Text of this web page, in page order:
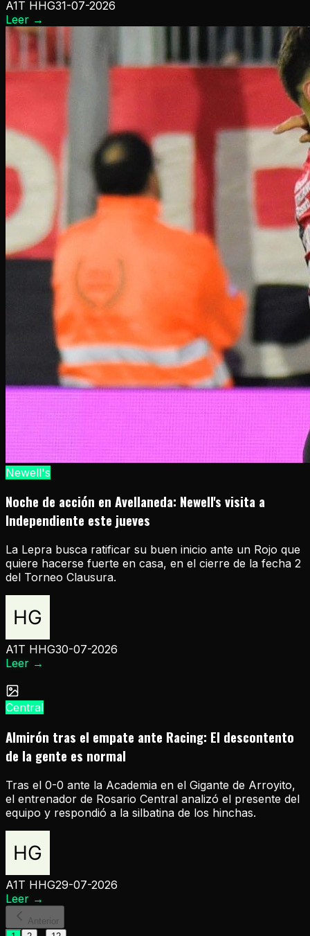
A1T HHG31-07-2026
Leer →
Newell's
Noche de acción en Avellaneda: Newell's visita a
Independiente este jueves
La Lepra busca ratificar su buen inicio ante un Rojo que
quiere hacerse fuerte en casa, en el cierre de la fecha 2
del Torneo Clausura.
A1T HHG30-07-2026
Leer →
Central
Almirón tras el empate ante Racing: El descontento
de la gente es normal
Tras el 0-0 ante la Academia en el Gigante de Arroyito,
el entrenador de Rosario Central analizó el presente del
equipo y respondió a la silbatina de los hinchas.
A1T HHG29-07-2026
Leer →
Anterior